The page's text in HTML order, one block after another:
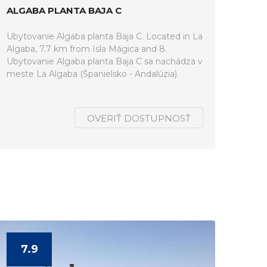
ALGABA PLANTA BAJA C
Ubytovanie Algaba planta Baja C. Located in La
Algaba, 7.7 km from Isla Mágica and 8.
Ubytovanie Algaba planta Baja C sa nachádza v
meste La Algaba (Španielsko - Andalúzia).
OVERIŤ DOSTUPNOSŤ
7.9